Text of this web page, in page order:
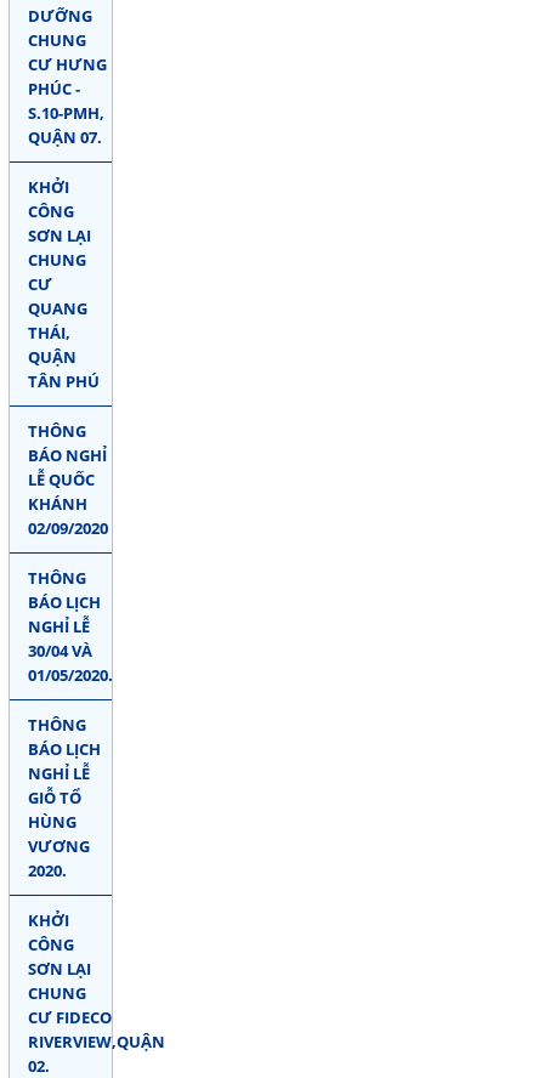
DƯỠNG
CHUNG
CƯ HƯNG
PHÚC -
S.10-PMH,
QUẬN 07.
KHỞI
CÔNG
SƠN LẠI
CHUNG
CƯ
QUANG
THÁI,
QUẬN
TÂN PHÚ
THÔNG
BÁO NGHỈ
LỄ QUỐC
KHÁNH
02/09/2020
THÔNG
BÁO LỊCH
NGHỈ LỄ
30/04 VÀ
01/05/2020.
THÔNG
BÁO LỊCH
NGHỈ LỄ
GIỖ TỔ
HÙNG
VƯƠNG
2020.
KHỞI
CÔNG
SƠN LẠI
CHUNG
CƯ FIDECO
RIVERVIEW,QUẬN
02.